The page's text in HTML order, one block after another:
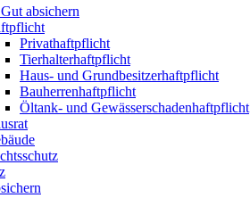
absichern
Privathaftpflicht
Tierhalterhaftpflicht
Haus- und Grundbesitzerhaftpflicht
Bauherrenhaftpflicht
Öltank- und Gewässerschadenhaftpflicht